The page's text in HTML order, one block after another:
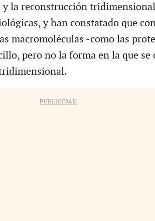
la reconstrucción
y han constatado que
macromoléculas -como las
pero no la forma en la que se
PUBLICIDAD